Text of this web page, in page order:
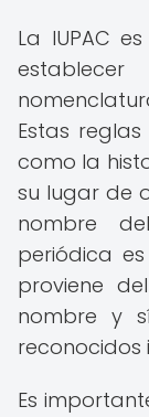
La IUPAC
Estas
como la
su lugar de
nombre
periódica
proviene
nombre y
reconocidos
Es